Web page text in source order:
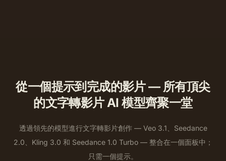
從一個提示到完成的影片 — 所有頂尖
的文字轉影片 AI 模型齊聚一堂
透過領先的模型進行文字轉影片創作 — Veo 3.1、Seedance
2.0、Kling 3.0 和 Seedance 1.0 Turbo — 整合在一個面板中；
只需一個提示。